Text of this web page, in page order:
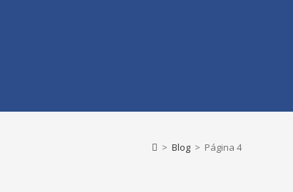
> Blog > Página 4